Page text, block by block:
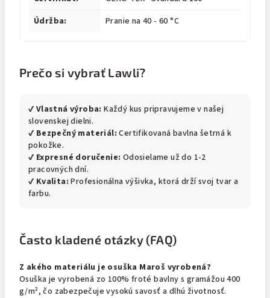
Údržba:
Pranie na 40 - 60 °C
Prečo si vybrať Lawli?
✔ Vlastná výroba: Každý kus pripravujeme v našej
slovenskej dielni.
✔ Bezpečný materiál: Certifikovaná bavlna šetrná k
pokožke.
✔ Expresné doručenie: Odosielame už do 1-2
pracovných dní.
✔ Kvalita: Profesionálna výšivka, ktorá drží svoj tvar a
farbu.
Často kladené otázky (FAQ)
Z akého materiálu je osuška Maroš vyrobená?
Osuška je vyrobená zo 100% froté bavlny s gramážou 400
g/m², čo zabezpečuje vysokú savosť a dlhú životnosť.